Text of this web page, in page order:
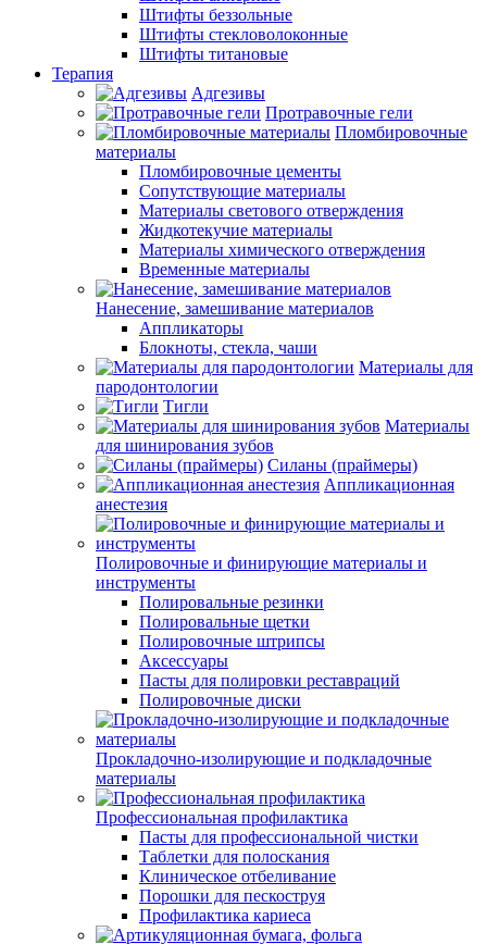
Штифты беззольные
Штифты стекловолоконные
Штифты титановые
Терапия
Адгезивы
Протравочные гели
Пломбировочные
материалы
Пломбировочные цементы
Сопутствующие материалы
Материалы светового отверждения
Жидкотекучие материалы
Материалы химического отверждения
Временные материалы
Нанесение, замешивание материалов
Аппликаторы
Блокноты, стекла, чаши
Материалы для
пародонтологии
Тигли
Материалы
для шинирования зубов
Силаны (праймеры)
Аппликационная
анестезия
Полировочные и финирующие материалы и
инструменты
Полировальные резинки
Полировальные щетки
Полировочные штрипсы
Аксессуары
Пасты для полировки реставраций
Полировочные диски
Прокладочно-изолирующие и подкладочные
материалы
Профессиональная профилактика
Пасты для профессиональной чистки
Таблетки для полоскания
Клиническое отбеливание
Порошки для пескоструя
Профилактика кариеса